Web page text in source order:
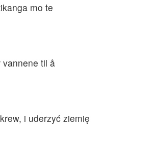
mo te
til å
i uderzyć ziemię